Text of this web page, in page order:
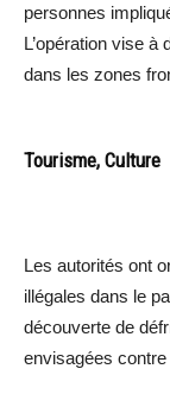
personnes
L’opération vise
dans les zones
Tourisme, Culture
Les autorités ont
illégales dans le
découverte de
envisagées